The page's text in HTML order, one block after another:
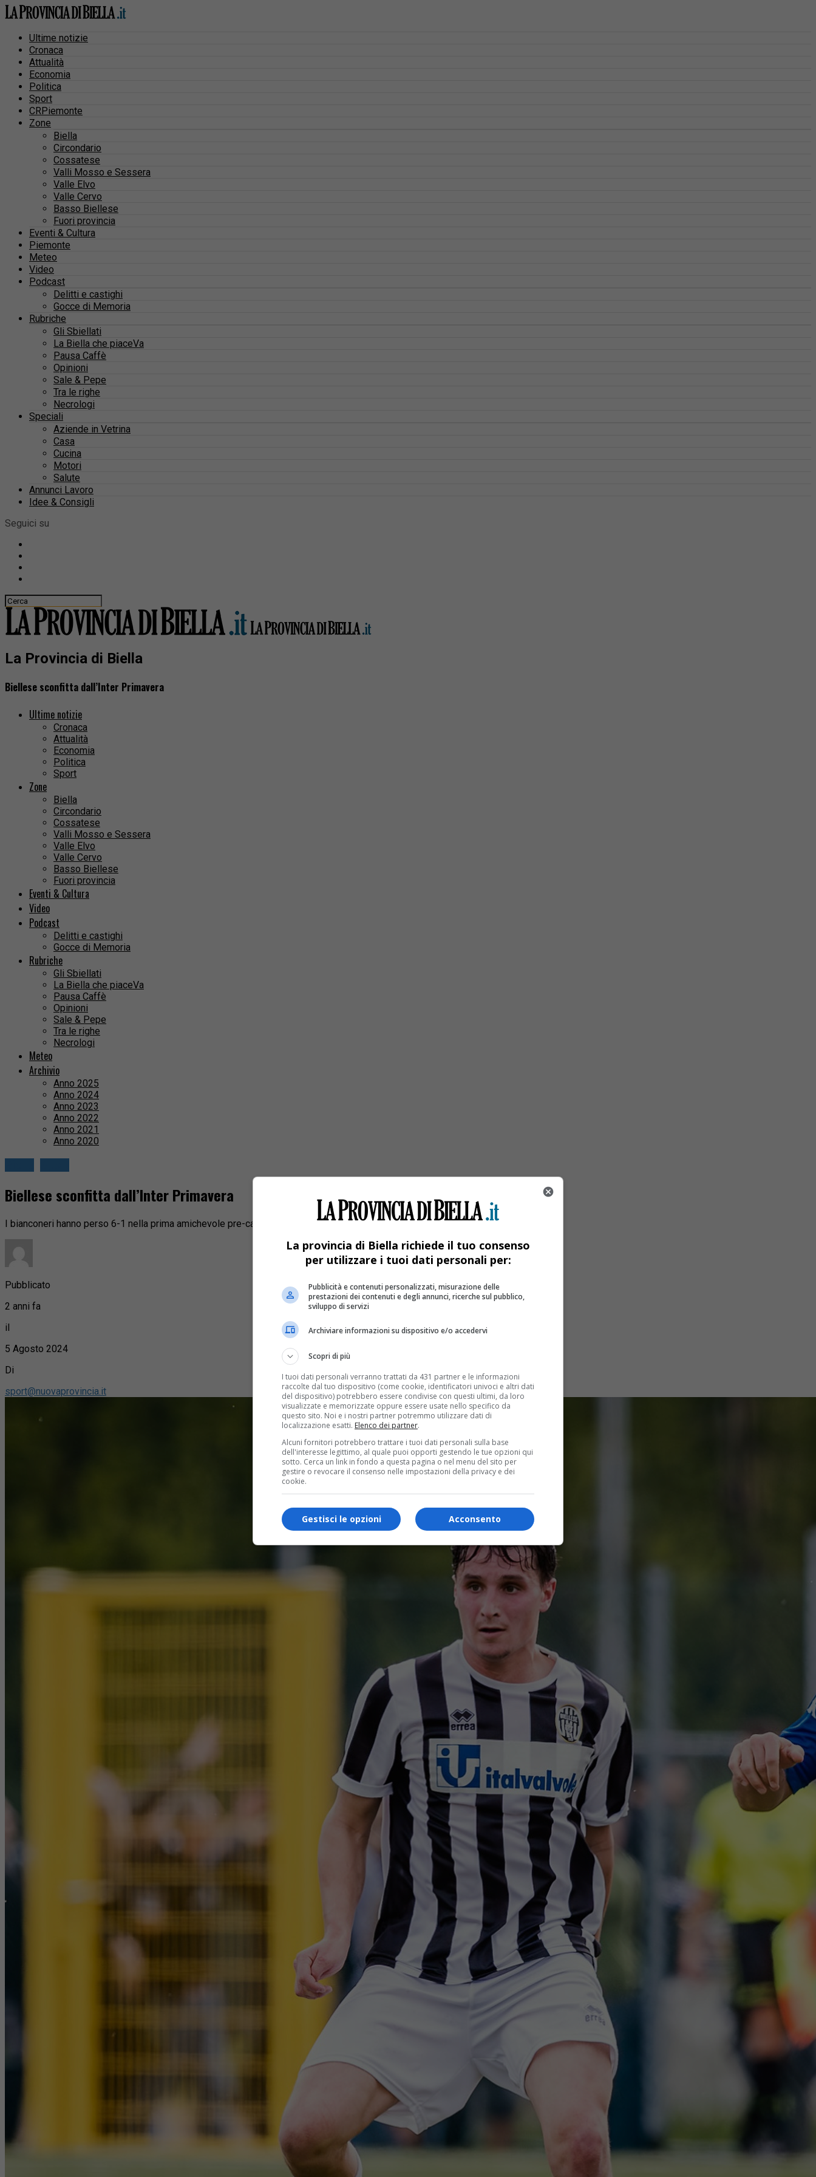
Ultime notizie
Cronaca
Attualità
Economia
Politica
Sport
CRPiemonte
Zone
Biella
Circondario
Cossatese
Valli Mosso e Sessera
Valle Elvo
Valle Cervo
Basso Biellese
Fuori provincia
Eventi & Cultura
Piemonte
Meteo
Video
Podcast
Delitti e castighi
Gocce di Memoria
Rubriche
Gli Sbiellati
La Biella che piaceVa
Pausa Caffè
Opinioni
Sale & Pepe
Tra le righe
Necrologi
Speciali
Aziende in Vetrina
Casa
Cucina
Motori
Salute
Annunci Lavoro
Idee & Consigli
Seguici su
La Provincia di Biella
Biellese sconfitta dall’Inter Primavera
Ultime notizie
Cronaca
Attualità
Economia
Politica
Sport
Zone
Biella
Circondario
Cossatese
Valli Mosso e Sessera
Valle Elvo
Valle Cervo
Basso Biellese
Fuori provincia
Eventi & Cultura
Video
Podcast
Delitti e castighi
Gocce di Memoria
Rubriche
Gli Sbiellati
La Biella che piaceVa
Pausa Caffè
Opinioni
Sale & Pepe
Tra le righe
Necrologi
Meteo
Archivio
Anno 2025
Anno 2024
Anno 2023
Anno 2022
Anno 2021
Anno 2020
Biellese sconfitta dall’Inter Primavera
I bianconeri hanno perso 6-1 nella prima amichevole pre-campionato
Pubblicato
2 anni fa
il
5 Agosto 2024
Di
sport@nuovaprovincia.it
La provincia di Biella richiede il tuo consenso
per utilizzare i tuoi dati personali per:
Pubblicità e contenuti personalizzati, misurazione delle
prestazioni dei contenuti e degli annunci, ricerche sul pubblico,
sviluppo di servizi
Archiviare informazioni su dispositivo e/o accedervi
Scopri di più
I tuoi dati personali verranno trattati da 431 partner e le informazioni
raccolte dal tuo dispositivo (come cookie, identificatori univoci e altri dati
del dispositivo) potrebbero essere condivise con questi ultimi, da loro
visualizzate e memorizzate oppure essere usate nello specifico da
questo sito. Noi e i nostri partner potremmo utilizzare dati di
localizzazione esatti. Elenco dei partner.
Alcuni fornitori potrebbero trattare i tuoi dati personali sulla base
dell'interesse legittimo, al quale puoi opporti gestendo le tue opzioni qui
sotto. Cerca un link in fondo a questa pagina o nel menu del sito per
gestire o revocare il consenso nelle impostazioni della privacy e dei
cookie.
Acconsento
Gestisci le opzioni